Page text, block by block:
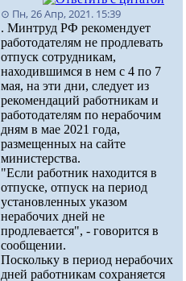
⊙ Пн, 26 Апр, 2021. 15:39
. Минтруд РФ рекомендует
работодателям не продлевать
отпуск сотрудникам,
находившимся в нем с 4 по 7
мая, на эти дни, следует из
рекомендаций работникам и
работодателям по нерабочим
дням в мае 2021 года,
размещенных на сайте
министерства.
"Если работник находится в
отпуске, отпуск на период
установленных указом
нерабочих дней не
продлевается", - говорится в
сообщении.
Поскольку в период нерабочих
дней работникам сохраняется